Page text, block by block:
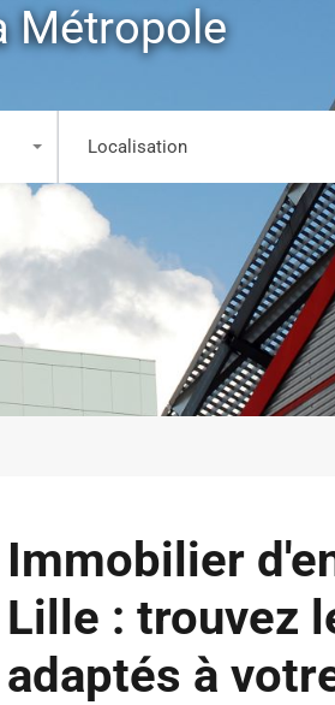
Métropole
Localisation
Tous les lieux
Immobilier
Lille : trouvez
adaptés à